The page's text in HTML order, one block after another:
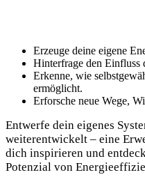
Erzeuge deine eigene
Hinterfrage den Einfluss
Erkenne, wie
ermöglicht.
Erforsche ⁣neue Wege,
Entwerfe dein eigenes
⁢weiterentwickelt – eine
dich inspirieren und
Potenzial von